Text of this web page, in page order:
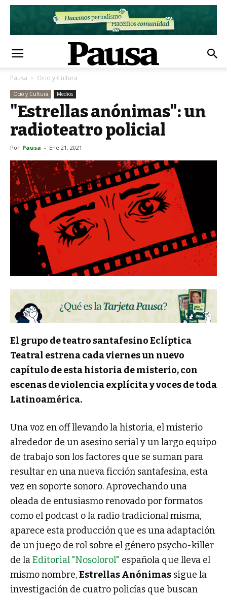
Pausa Ocio y Cultura
Ocio y Cultura Medios
"Estrellas anónimas": un
radioteatro policial
Por Pausa - Ene 21, 2021
El grupo de teatro santafesino Eclíptica
Teatral estrena cada viernes un nuevo
capítulo de esta historia de misterio, con
escenas de violencia explícita y voces de toda
Latinoamérica.
Una voz en off llevando la historia, el misterio
alrededor de un asesino serial y un largo equipo
de trabajo son los factores que se suman para
resultar en una nueva ficción santafesina, esta
vez en soporte sonoro. Aprovechando una
oleada de entusiasmo renovado por formatos
como el podcast o la radio tradicional misma,
aparece esta producción que es una adaptación
de un juego de rol sobre el género psycho-killer
de laEditorial "Nosolorol" española que lleva el
mismo nombre,Estrellas Anónimas sigue la
investigación de cuatro policías que buscan